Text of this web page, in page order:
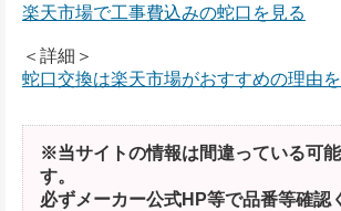
楽天市場で工事費込みの蛇口を見る
＜詳細＞
蛇口交換は楽天市場がおすすめの理由
※当サイトの情報は間違っている可
す。
必ずメーカー公式HP等で品番等確認